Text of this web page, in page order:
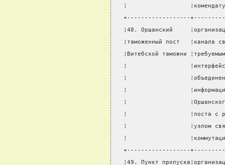
¦
+------------------
¦48. Оршанский
¦таможенный пост
¦Витебской таможни
¦
¦
¦
¦
¦                  ¦поста с
¦                  ¦узлом
¦
+------------------
¦49. Пункт